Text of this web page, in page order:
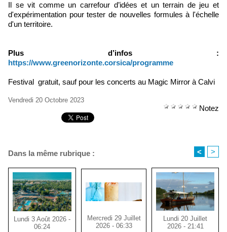
Il se vit comme un carrefour d’idées et un terrain de jeu et
d'expérimentation pour tester de nouvelles formules à l'échelle
d'un territoire.
Plus d’infos :
https://www.greenorizonte.corsica/programme
Festival gratuit, sauf pour les concerts au Magic Mirror à Calvi
Vendredi 20 Octobre 2023
Notez
Dans la même rubrique : < >
Lundi 3 Août 2026 -
06:24
Mercredi 29 Juillet
2026 - 06:33
Lundi 20 Juillet
2026 - 21:41